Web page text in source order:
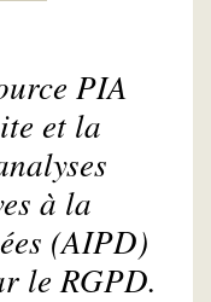
PIA
et la
à la
(AIPD)
le RGPD.